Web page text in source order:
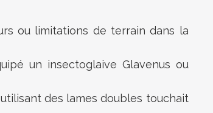
ou limitations de terrain dans la
un insectoglaive Glavenus ou
des lames doubles touchait